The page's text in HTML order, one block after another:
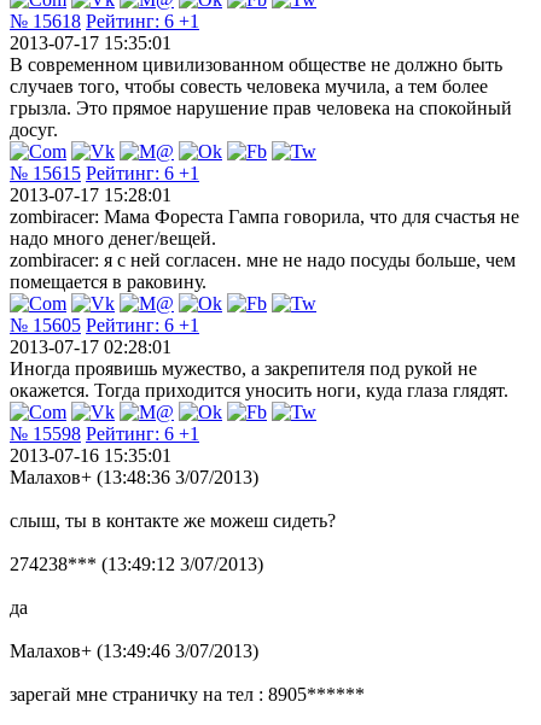
№ 15618 Рейтинг: 6 +1
2013-07-17 15:35:01
В современном цивилизованном обществе не должно быть
случаев того, чтобы совесть человека мучила, а тем более
грызла. Это прямое нарушение прав человека на спокойный
досуг.
№ 15615 Рейтинг: 6 +1
2013-07-17 15:28:01
zombiracer: Мама Фореста Гампа говорила, что для счастья не
надо много денег/вещей.
zombiracer: я с ней согласен. мне не надо посуды больше, чем
помещается в раковину.
№ 15605 Рейтинг: 6 +1
2013-07-17 02:28:01
Иногда проявишь мужество, а закрепителя под рукой не
окажется. Тогда приходится уносить ноги, куда глаза глядят.
№ 15598 Рейтинг: 6 +1
2013-07-16 15:35:01
Малахов+ (13:48:36 3/07/2013)
слыш, ты в контакте же можеш сидеть?
274238*** (13:49:12 3/07/2013)
да
Малахов+ (13:49:46 3/07/2013)
зарегай мне страничку на тел : 8905******